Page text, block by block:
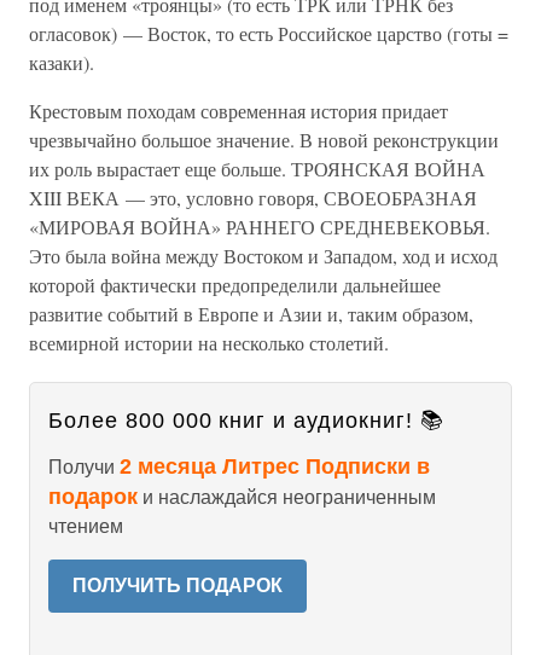
огласовок) — Восток, то есть Российское царство (готы =
казаки).
Крестовым походам современная история придает
чрезвычайно большое значение. В новой реконструкции
их роль вырастает еще больше. ТРОЯНСКАЯ ВОЙНА
XIII ВЕКА — это, условно говоря, СВОЕОБРАЗНАЯ
«МИРОВАЯ ВОЙНА» РАННЕГО СРЕДНЕВЕКОВЬЯ.
Это была война между Востоком и Западом, ход и исход
которой фактически предопределили дальнейшее
развитие событий в Европе и Азии и, таким образом,
всемирной истории на несколько столетий.
Более 800 000 книг и аудиокниг! 📚
Получи 2 месяца Литрес Подписки в
подарок и наслаждайся неограниченным
чтением
ПОЛУЧИТЬ ПОДАРОК